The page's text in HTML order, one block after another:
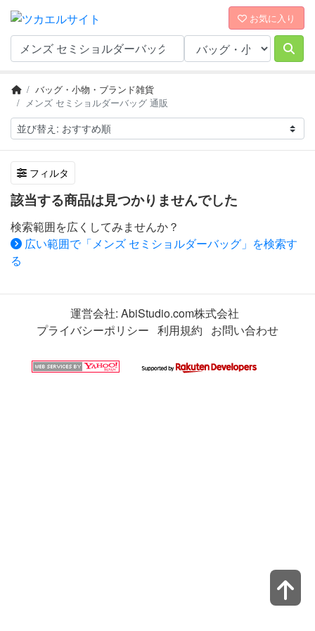
お気に入り
バッグ・小物・ブランド雑貨
メンズ セミショルダーバッグ 通販
フィルタ
該当する商品は見つかりませんでした
検索範囲を広くしてみませんか？
広い範囲で「メンズ セミショルダーバッグ」を検索す
る
運営会社: AbiStudio.com株式会社
プライバシーポリシー 利用規約 お問い合わせ